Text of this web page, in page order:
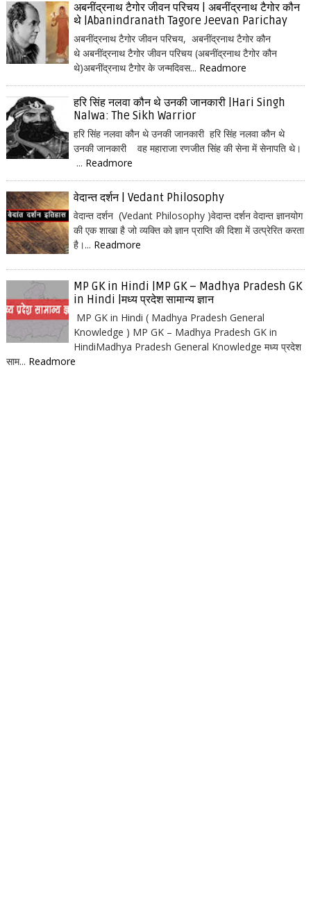
अबनींद्रनाथ टैगोर जीवन परिचय | अबनींद्रनाथ टैगोर कौन
थे |Abanindranath Tagore Jeevan Parichay
अबनींद्रनाथ टैगोर जीवन परिचय, अबनींद्रनाथ टैगोर कौन
थे अबनींद्रनाथ टैगोर जीवन परिचय (अबनींद्रनाथ टैगोर कौन
थे)अबनींद्रनाथ टैगोर के जन्मदिवस... Readmore
हरि सिंह नलवा कौन थे उनकी जानकारी |Hari Singh
Nalwa: The Sikh Warrior
हरि सिंह नलवा कौन थे उनकी जानकारी हरि सिंह नलवा कौन थे
उनकी जानकारी वह महाराजा रणजीत सिंह की सेना में सेनापति थे।
... Readmore
वेदान्त दर्शन | Vedant Philosophy
वेदान्त दर्शन (Vedant Philosophy )वेदान्त दर्शन वेदान्त ज्ञानयोग
की एक शाखा है जो व्यक्ति को ज्ञान प्राप्ति की दिशा में उत्प्रेरित करता
है।... Readmore
MP GK in Hindi |MP GK – Madhya Pradesh GK
in Hindi |मध्य प्रदेश सामान्य ज्ञान
MP GK in Hindi ( Madhya Pradesh General
Knowledge ) MP GK – Madhya Pradesh GK in
HindiMadhya Pradesh General Knowledge मध्य प्रदेश
साम... Readmore